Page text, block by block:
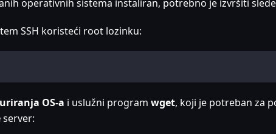
operativnih sistema instaliran, potrebno je izvršiti
SSH koristeći root lozinku:
OS-a i uslužni program wget, koji je potreban za
server: